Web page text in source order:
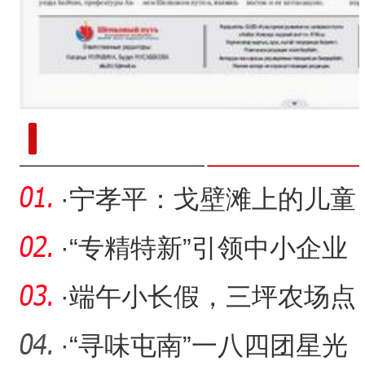
·宁孝平：戈壁滩上的儿童
节
·“专精特新”引领中小企业
高质量发展
·端午小长假，三坪农场点
燃农文旅融合热潮
·“寻味屯南”一八四团星光